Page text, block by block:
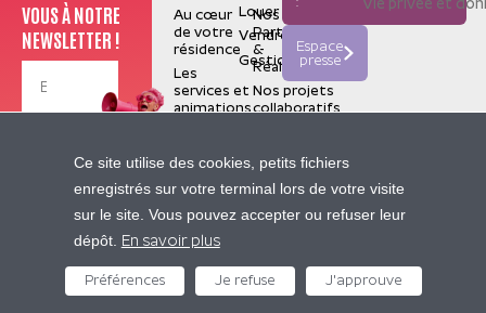
VOUS À NOTRE
NEWSLETTER !
Je m'inscris
Contactez-nous
05 62 47 94 94
Au cœur
de votre
résidence
Les
services et
animations
nous ?
Construire
Nous
Louer
Vendre
Gestion
Nos
Partenaires
&
Réalisations
Nos projets
collaboratifs
de terrain
Nos
sites
Pierre
&
Espace
presse
Vie privée et
Ce site utilise des cookies, petits fichiers
enregistrés sur votre terminal lors de votre visite
sur le site. Vous pouvez accepter ou refuser leur
dépôt. En savoir plus
Préférences Je refuse J'approuve